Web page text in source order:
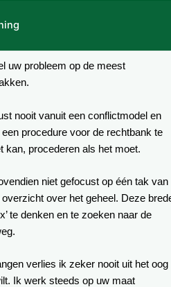
uw probleem op de meest
nooit vanuit een conflictmodel en
procedure voor de rechtbank te
kan, procederen als het moet.
niet gefocust op één tak van
over het geheel. Deze
te denken en te zoeken naar de
verlies ik zeker nooit uit het oog
Ik werk steeds op uw maat